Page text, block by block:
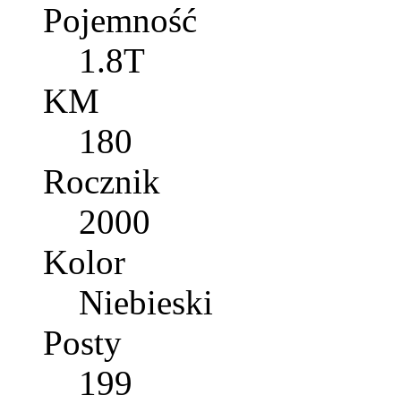
Pojemność
1.8T
KM
180
Rocznik
2000
Kolor
Niebieski
Posty
199